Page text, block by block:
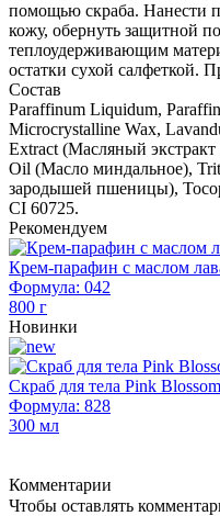
помощью скраба. Нанести
кожу, обернуть защитной
теплоудерживающим
остатки сухой салфеткой.
Состав
Paraffinum Liquidum,
Microcrystalline Wax,
Extract (Масляный
Oil (Масло миндальное),
зародышей пшеницы),
CI 60725.
Рекомендуем
Крем-парафин с маслом
Формула: 042
800 г
Новинки
Скраб для тела Pink Blossom
Формула: 828
300 мл
Комментарии
Чтобы оставлять